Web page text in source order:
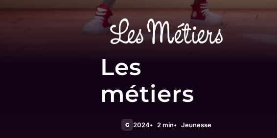
Les
métiers
G 2024 2 min Jeunesse